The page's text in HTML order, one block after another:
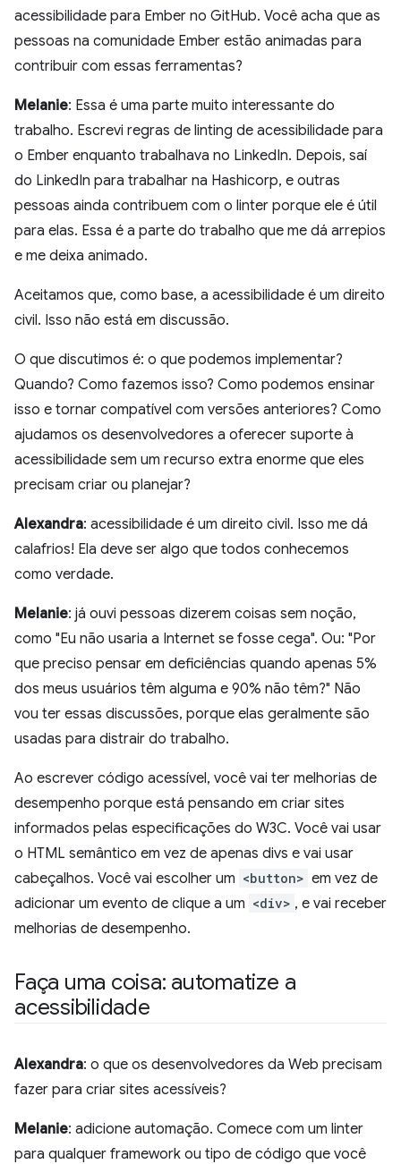
acessibilidade para Ember no GitHub. Você acha que as
pessoas na comunidade Ember estão animadas para
contribuir com essas ferramentas?
Melanie: Essa é uma parte muito interessante do
trabalho. Escrevi regras de linting de acessibilidade para
o Ember enquanto trabalhava no LinkedIn. Depois, saí
do LinkedIn para trabalhar na Hashicorp, e outras
pessoas ainda contribuem com o linter porque ele é útil
para elas. Essa é a parte do trabalho que me dá arrepios
e me deixa animado.
Aceitamos que, como base, a acessibilidade é um direito
civil. Isso não está em discussão.
O que discutimos é: o que podemos implementar?
Quando? Como fazemos isso? Como podemos ensinar
isso e tornar compatível com versões anteriores? Como
ajudamos os desenvolvedores a oferecer suporte à
acessibilidade sem um recurso extra enorme que eles
precisam criar ou planejar?
Alexandra: acessibilidade é um direito civil. Isso me dá
calafrios! Ela deve ser algo que todos conhecemos
como verdade.
Melanie: já ouvi pessoas dizerem coisas sem noção,
como "Eu não usaria a Internet se fosse cega". Ou: "Por
que preciso pensar em deficiências quando apenas 5%
dos meus usuários têm alguma e 90% não têm?" Não
vou ter essas discussões, porque elas geralmente são
usadas para distrair do trabalho.
Ao escrever código acessível, você vai ter melhorias de
desempenho porque está pensando em criar sites
informados pelas especificações do W3C. Você vai usar
o HTML semântico em vez de apenas divs e vai usar
cabeçalhos. Você vai escolher um <button> em vez de
adicionar um evento de clique a um <div> , e vai receber
melhorias de desempenho.
Faça uma coisa: automatize a
acessibilidade
Alexandra: o que os desenvolvedores da Web precisam
fazer para criar sites acessíveis?
Melanie: adicione automação. Comece com um linter
para qualquer framework ou tipo de código que você